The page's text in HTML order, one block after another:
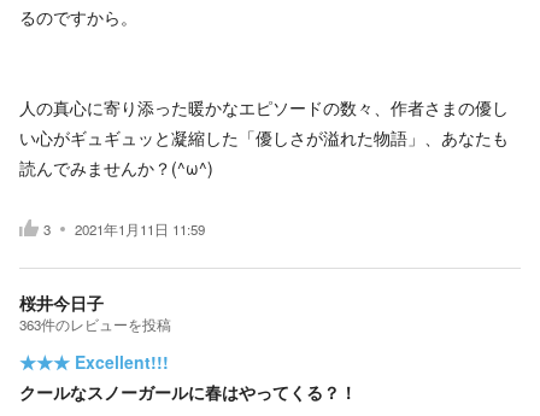
るのですから。
人の真心に寄り添った暖かなエピソードの数々、作者さまの優し
い心がギュギュッと凝縮した「優しさが溢れた物語」、あなたも
読んでみませんか？(^ω^)
3 2021年1月11日 11:59
桜井今日子
363件のレビューを投稿
★★★ Excellent!!!
クールなスノーガールに春はやってくる？！